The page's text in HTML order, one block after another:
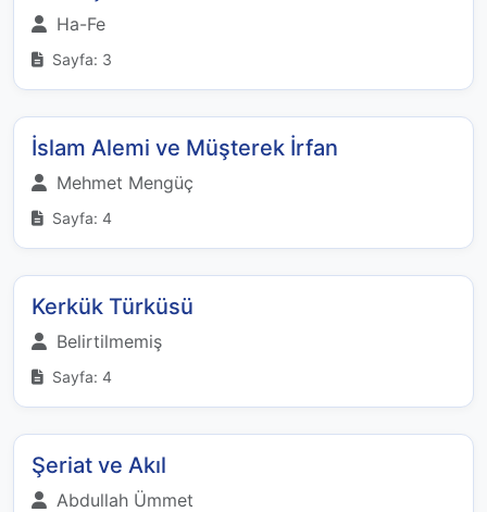
Ha-Fe
Sayfa: 3
İslam Alemi ve Müşterek İrfan
Mehmet Mengüç
Sayfa: 4
Kerkük Türküsü
Belirtilmemiş
Sayfa: 4
Şeriat ve Akıl
Abdullah Ümmet